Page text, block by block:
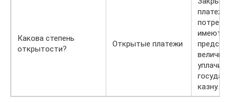
Какова степень
открытости?
Открытые платежи
платежи,
имеют
казну.